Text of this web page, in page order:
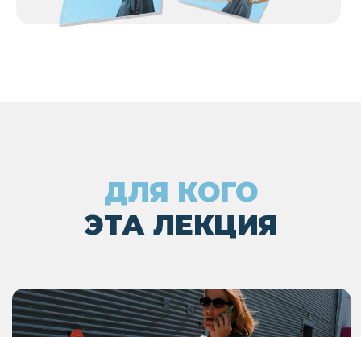
Инвестирует с 2008 года, часть портфеля
— дивидендные акции
инвестиционных компаниях